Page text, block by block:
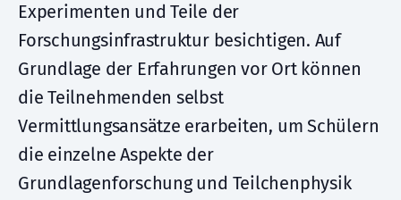
Experimenten und Teile der
Forschungsinfrastruktur besichtigen. Auf
Grundlage der Erfahrungen vor Ort können
die Teilnehmenden selbst
Vermittlungsansätze erarbeiten, um Schülern
die einzelne Aspekte der
Grundlagenforschung und Teilchenphysik